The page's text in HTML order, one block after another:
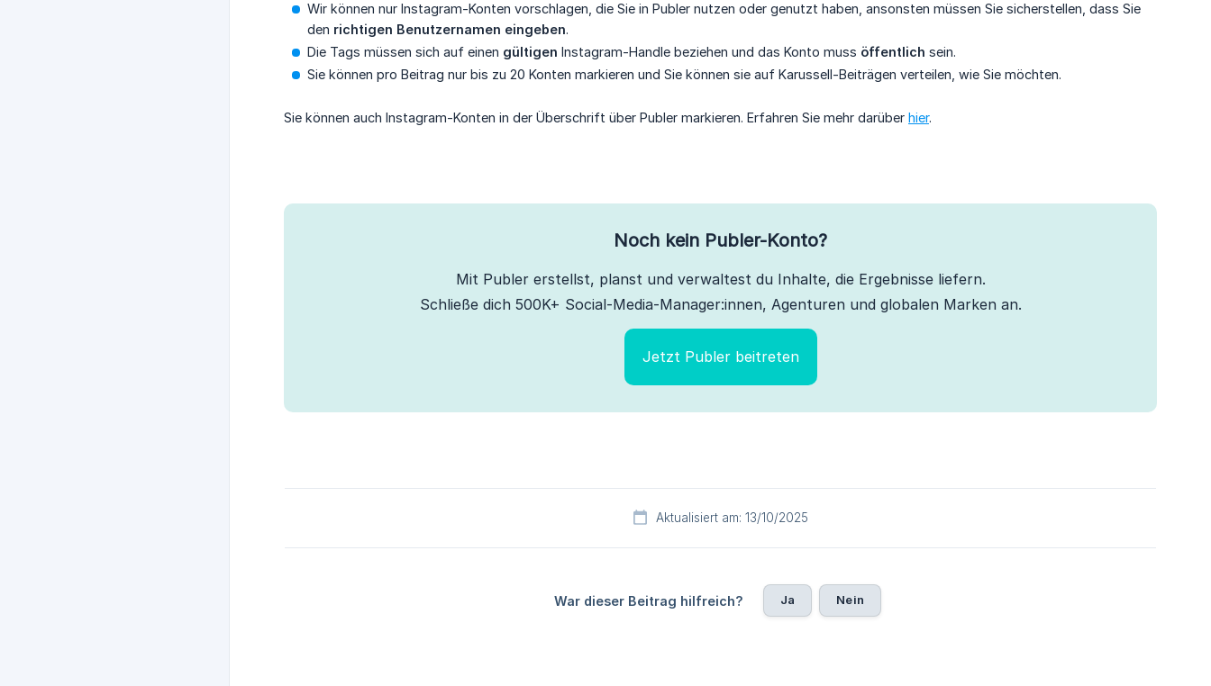
Wir können nur Instagram-Konten vorschlagen, die Sie in Publer nutzen oder genutzt haben, ansonsten müssen Sie sicherstellen, dass Sie
den richtigen Benutzernamen eingeben.
Die Tags müssen sich auf einen gültigen Instagram-Handle beziehen und das Konto muss öffentlich sein.
Sie können pro Beitrag nur bis zu 20 Konten markieren und Sie können sie auf Karussell-Beiträgen verteilen, wie Sie möchten.
Sie können auch Instagram-Konten in der Überschrift über Publer markieren. Erfahren Sie mehr darüber hier.
Noch kein Publer-Konto?
Mit Publer erstellst, planst und verwaltest du Inhalte, die Ergebnisse liefern.
Schließe dich 500K+ Social-Media-Manager:innen, Agenturen und globalen Marken an.
Jetzt Publer beitreten
Aktualisiert am: 13/10/2025
War dieser Beitrag hilfreich? Ja Nein